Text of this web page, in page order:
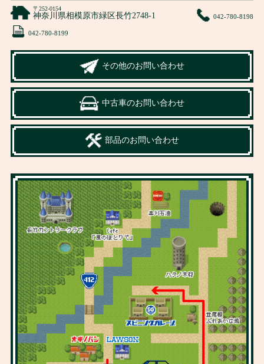
〒252-0154
神奈川県相模原市緑区長竹2748-1 042-780-8198
042-780-8199
その他のお問い合わせ
中古車のお問い合わせ
部品のお問い合わせ